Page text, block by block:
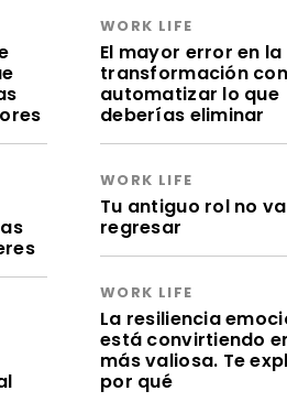
WORK LIFE
El mayor error en la
transformación
automatizar lo que
deberías eliminar
WORK LIFE
Tu antiguo rol no
regresar
WORK LIFE
La resiliencia
está convirtiendo
más valiosa. Te
por qué